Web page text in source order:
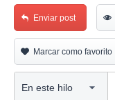
Enviar post
Marcar como favorito